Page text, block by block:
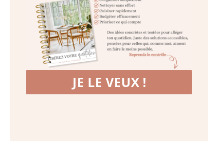
JE LE VEUX !